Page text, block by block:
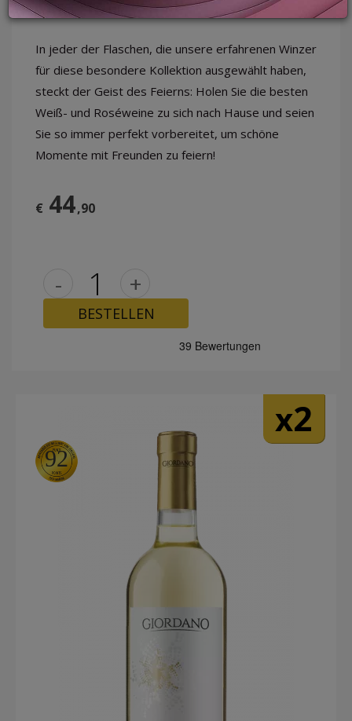
LOGIN
In jeder der Flaschen, die unsere erfahrenen Winzer
für diese besondere Kollektion ausgewählt haben,
steckt der Geist des Feierns: Holen Sie die besten
Weiß- und Roséweine zu sich nach Hause und seien
Sie so immer perfekt vorbereitet, um schöne
Momente mit Freunden zu feiern!
€ 44,90
- +
BESTELLEN
92
x2